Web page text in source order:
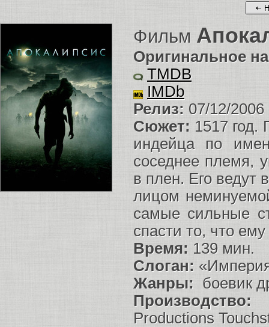
Фильм
Оригинальное
TMDB
IMDb
Релиз: 07/12/2006
Сюжет: 1517
индейца по
соседнее племя,
в плен. Его ведут
лицом
самые сильные
спасти то, что ему
Время: 139 мин.
Слоган:
Жанры: боевик
Производство:
Productions